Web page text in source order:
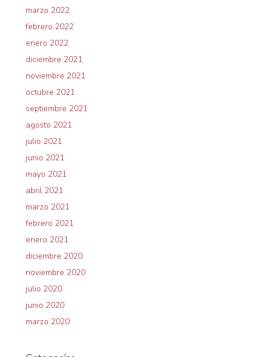
marzo 2022
febrero 2022
enero 2022
diciembre 2021
noviembre 2021
octubre 2021
septiembre 2021
agosto 2021
julio 2021
junio 2021
mayo 2021
abril 2021
marzo 2021
febrero 2021
enero 2021
diciembre 2020
noviembre 2020
julio 2020
junio 2020
marzo 2020